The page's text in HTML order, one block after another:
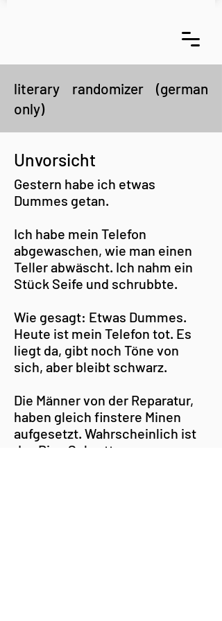
literary randomizer (german
only)
Unvorsicht
Gestern habe ich etwas
Dummes getan.
Ich habe mein Telefon
abgewaschen, wie man einen
Teller abwäscht. Ich nahm ein
Stück Seife und schrubbte.
Wie gesagt: Etwas Dummes.
Heute ist mein Telefon tot. Es
liegt da, gibt noch Töne von
sich, aber bleibt schwarz.
Die Männer von der Reparatur,
haben gleich finstere Minen
aufgesetzt. Wahrscheinlich ist
das Ding Schrott.